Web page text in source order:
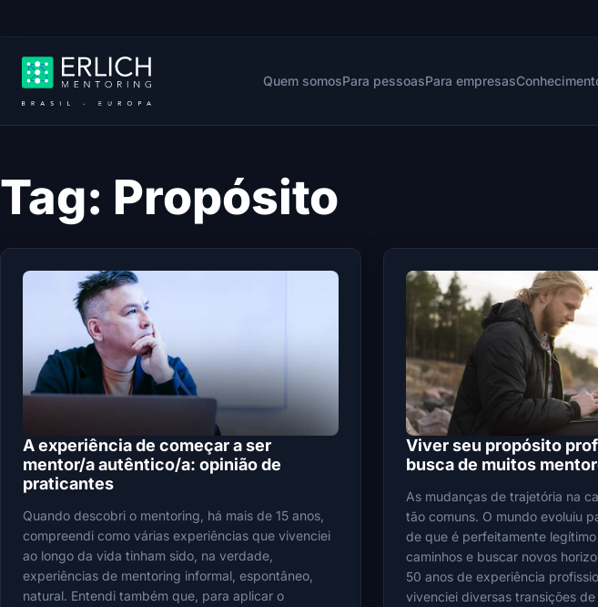
Quem somosPara pessoasPara empresas
Tag: Propósito
A experiência de começar a ser
mentor/a autêntico/a: opinião de
praticantes
Quando descobri o mentoring, há mais de 15 anos,
compreendi como várias experiências que vivenciei
ao longo da vida tinham sido, na verdade,
experiências de mentoring informal, espontâneo,
natural. Entendi também que, para aplicar o
Viver seu propósito
busca de muitos
As mudanças de trajetória na
tão comuns. O mundo evoluiu
de que é perfeitamente
caminhos e buscar novos
50 anos de experiência
vivenciei diversas transições